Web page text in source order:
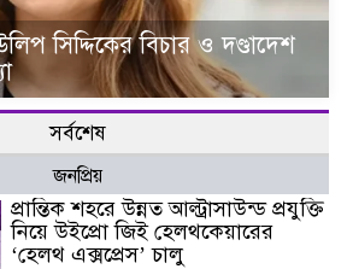
সিদ্দিকের বিচার ও দণ্ডাদেশ
সর্বশেষ
জনপ্রিয়
প্রান্তিক শহরে উন্নত আল্ট্রাসাউন্ড প্রযুক্তি
নিয়ে উইপ্রো জিই হেলথকেয়ারের
‘হেলথ এক্সপ্রেস’ চালু